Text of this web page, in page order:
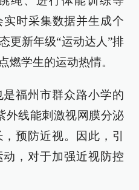
时采集数据并生成个
更新年级“运动达人”排
燃学生的运动热情。
福州市群众路小学的
外线能刺激视网膜分泌
预防近视。因此，引
，对于加强近视防控